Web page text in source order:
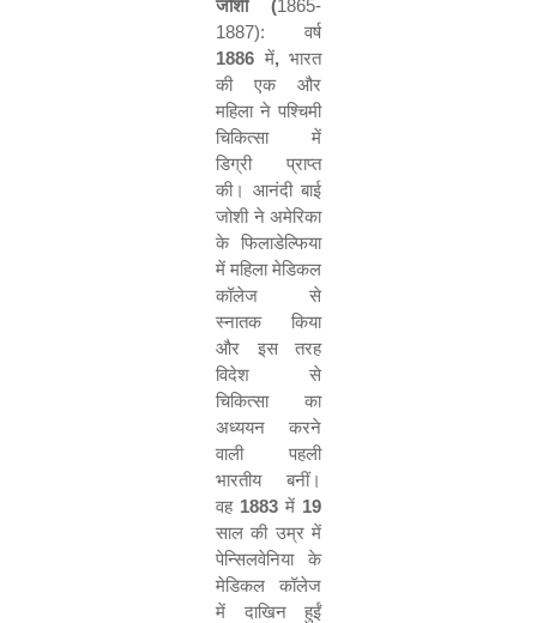
जोशी (1865-
1887): वर्ष
1886 में, भारत
की एक और
महिला ने पश्चिमी
चिकित्सा में
डिग्री प्राप्त
की। आनंदी बाई
जोशी ने अमेरिका
के फिलाडेल्फिया
में महिला मेडिकल
कॉलेज से
स्नातक किया
और इस तरह
विदेश से
चिकित्सा का
अध्ययन करने
वाली पहली
भारतीय बनीं।
वह 1883 में 19
साल की उम्र में
पेन्सिलवेनिया के
मेडिकल कॉलेज
में दाखिन हुईं